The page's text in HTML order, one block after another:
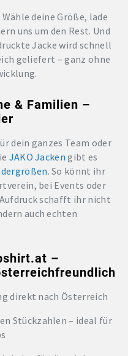
deine Größe, lade
uns um den Rest. Und
Jacke wird schnell
geliefert – ganz ohne
& Familien –
dein ganzes Team oder
JAKO Jacken gibt es
. So könnt ihr
bei Events oder
schafft ihr nicht
auch echten
–
direkt nach Österreich
Stückzahlen – ideal für